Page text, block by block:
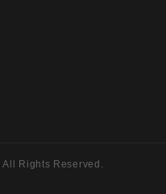
All Rights Reserved.